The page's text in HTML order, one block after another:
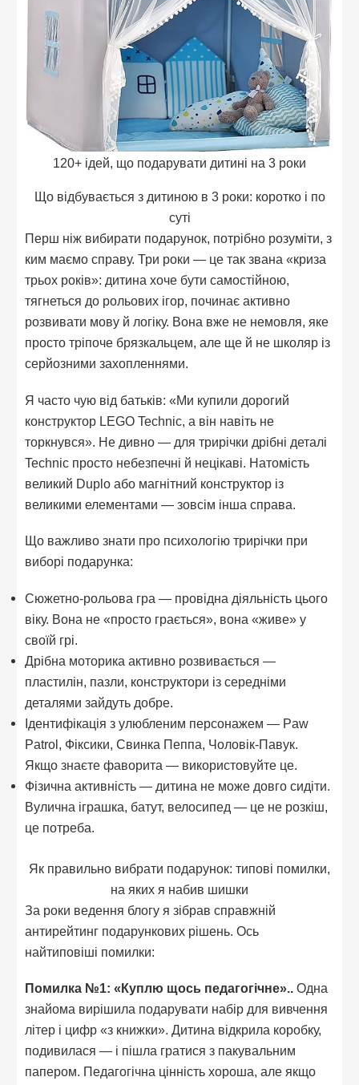
120+ ідей, що подарувати дитині на 3 роки
Що відбувається з дитиною в 3 роки: коротко і по
суті
Перш ніж вибирати подарунок, потрібно розуміти, з
ким маємо справу. Три роки — це так звана «криза
трьох років»: дитина хоче бути самостійною,
тягнеться до рольових ігор, починає активно
розвивати мову й логіку. Вона вже не немовля, яке
просто тріпоче брязкальцем, але ще й не школяр із
серйозними захопленнями.
Я часто чую від батьків: «Ми купили дорогий
конструктор LEGO Technic, а він навіть не
торкнувся». Не дивно — для трирічки дрібні деталі
Technic просто небезпечні й нецікаві. Натомість
великий Duplo або магнітний конструктор із
великими елементами — зовсім інша справа.
Що важливо знати про психологію трирічки при
виборі подарунка:
Сюжетно-рольова гра — провідна діяльність цього
віку. Вона не «просто грається», вона «живе» у
своїй грі.
Дрібна моторика активно розвивається —
пластилін, пазли, конструктори із середніми
деталями зайдуть добре.
Ідентифікація з улюбленим персонажем — Paw
Patrol, Фіксики, Свинка Пеппа, Чоловік-Павук.
Якщо знаєте фаворита — використовуйте це.
Фізична активність — дитина не може довго сидіти.
Вулична іграшка, батут, велосипед — це не розкіш,
це потреба.
Як правильно вибрати подарунок: типові помилки,
на яких я набив шишки
За роки ведення блогу я зібрав справжній
антирейтинг подарункових рішень. Ось
найтиповіші помилки:
Помилка №1: «Куплю щось педагогічне».. Одна
знайома вирішила подарувати набір для вивчення
літер і цифр «з книжки». Дитина відкрила коробку,
подивилася — і пішла гратися з пакувальним
папером. Педагогічна цінність хороша, але якщо